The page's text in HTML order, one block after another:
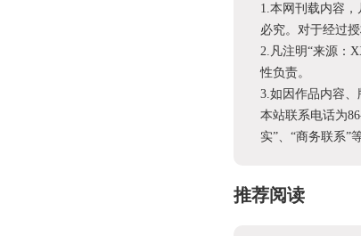
1.本网刊载内容
必究。对于经过
2.凡注明“来源：
性负责。
3.如因作品内容、
本站联系电话为
实”、“商务联系”
推荐阅读